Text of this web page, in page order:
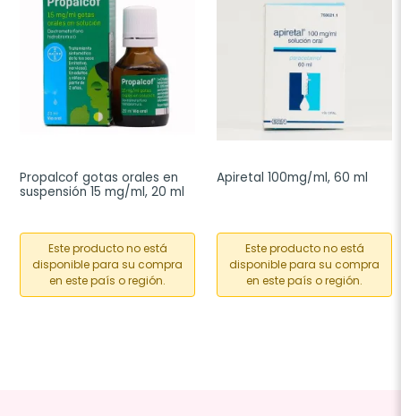
Propalcof gotas orales en
suspensión 15 mg/ml, 20 ml
Este producto no está
disponible para su compra
en este país o región.
Apiretal 100mg/ml, 60 ml
Este producto no está
disponible para su compra
en este país o región.